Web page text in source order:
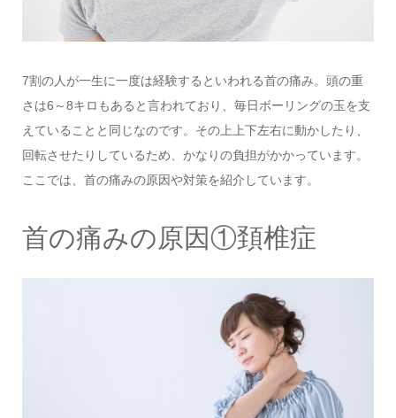
7割の人が一生に一度は経験するといわれる首の痛み。頭の重
さは6～8キロもあると言われており、毎日ボーリングの玉を支
えていることと同じなのです。その上上下左右に動かしたり、
回転させたりしているため、かなりの負担がかかっています。
ここでは、首の痛みの原因や対策を紹介しています。
首の痛みの原因①頚椎症